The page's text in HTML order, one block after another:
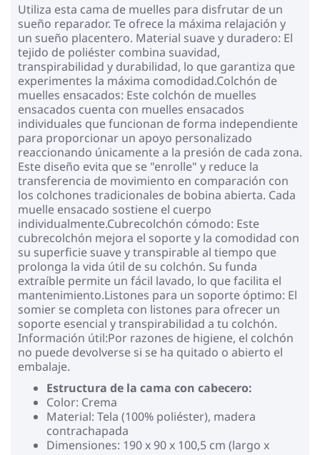
Utiliza esta cama de muelles para disfrutar de un
sueño reparador. Te ofrece la máxima relajación y
un sueño placentero. Material suave y duradero: El
tejido de poliéster combina suavidad,
transpirabilidad y durabilidad, lo que garantiza que
experimentes la máxima comodidad.Colchón de
muelles ensacados: Este colchón de muelles
ensacados cuenta con muelles ensacados
individuales que funcionan de forma independiente
para proporcionar un apoyo personalizado
reaccionando únicamente a la presión de cada zona.
Este diseño evita que se "enrolle" y reduce la
transferencia de movimiento en comparación con
los colchones tradicionales de bobina abierta. Cada
muelle ensacado sostiene el cuerpo
individualmente.Cubrecolchón cómodo: Este
cubrecolchón mejora el soporte y la comodidad con
su superficie suave y transpirable al tiempo que
prolonga la vida útil de su colchón. Su funda
extraíble permite un fácil lavado, lo que facilita el
mantenimiento.Listones para un soporte óptimo: El
somier se completa con listones para ofrecer un
soporte esencial y transpirabilidad a tu colchón.
Información útil:Por razones de higiene, el colchón
no puede devolverse si se ha quitado o abierto el
embalaje.
Estructura de la cama con cabecero:
Color: Crema
Material: Tela (100% poliéster), madera
contrachapada
Dimensiones: 190 x 90 x 100,5 cm (largo x